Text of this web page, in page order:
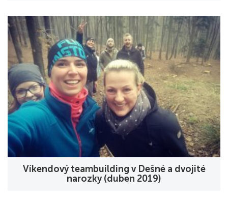
Víkendový teambuilding v Dešné a dvojité
narozky (duben 2019)